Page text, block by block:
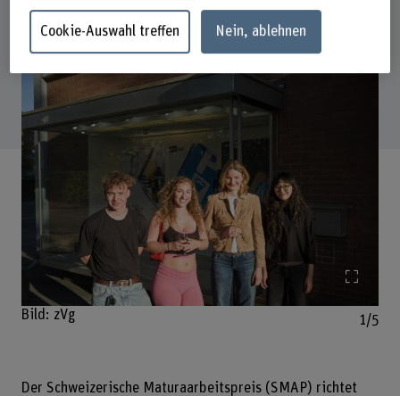
Bild: zVg 1/5
Der Schweizerische Maturaarbeitspreis (SMAP) richtet
Cookie-Auswahl treffen Nein, ablehnen